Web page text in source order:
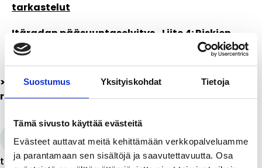
Suostumus Yksityiskohdat Tietoja
Tämä sivusto käyttää evästeitä
Evästeet auttavat meitä kehittämään verkkopalveluamme
ja parantamaan sen sisältöjä ja saavutettavuutta. Osa
tarkastelut
Itäradan pääsuuntaselvitys_Liite 4: Riskien
arviointi
> Selvitys: Itäradan linjausvaihtoehdot avaavat
raiteet suurnopeusjunille
Itäradan pääsuuntaselvityksen
tiivistelmäraportti (pdf) (33.7 Mt)